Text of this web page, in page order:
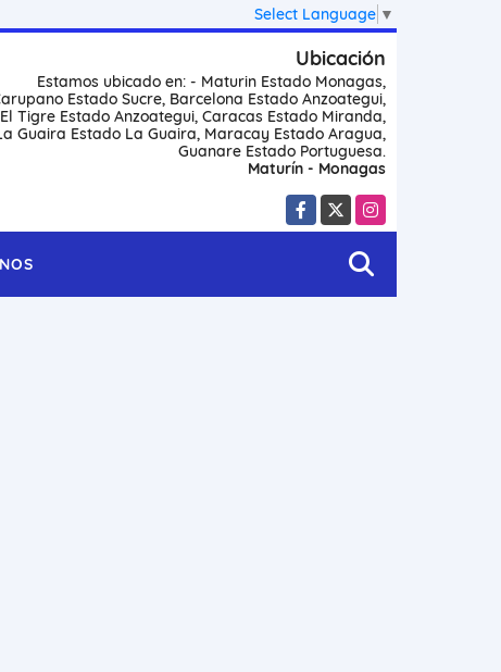
Select Language ▼
Ubicación
Estamos ubicado en: - Maturin Estado Monagas,
Estado Sucre, Barcelona Estado Anzoategui,
El Tigre Estado Anzoategui, Caracas Estado Miranda,
Guaira Estado La Guaira, Maracay Estado Aragua,
Guanare Estado Portuguesa.
Maturín - Monagas
Facebook
X Instagram